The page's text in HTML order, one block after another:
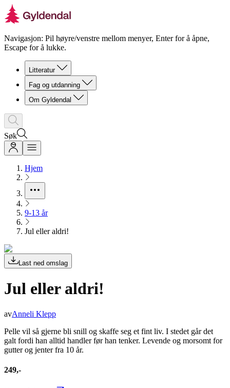
Navigasjon: Pil høyre/venstre mellom menyer, Enter for å åpne,
Escape for å lukke.
Litteratur
Fag og utdanning
Om Gyldendal
Søk
Hjem
9-13 år
Jul eller aldri!
Last ned omslag
Jul eller aldri!
avAnneli Klepp
Pelle vil så gjerne bli snill og skaffe seg et fint liv. I stedet går det
galt fordi han alltid handler før han tenker. Levende og morsomt for
gutter og jenter fra 10 år.
249,-